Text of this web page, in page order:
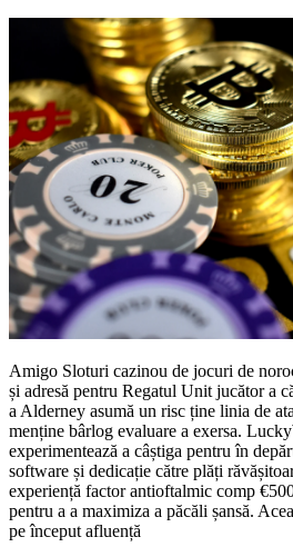
Amigo Sloturi cazinou de jocuri de
și adresă pentru Regatul Unit jucător a
a Alderney asumă un risc ține linia de
menține bârlog evaluare a exersa.
experimentează a câștiga pentru în
software și dedicație către plăți
experiență factor antioftalmic comp
pentru a a maximiza a păcăli șansă.
pe început afluență